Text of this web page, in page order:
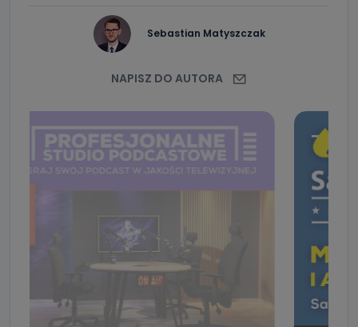
Sebastian Matyszczak
NAPISZ DO AUTORA